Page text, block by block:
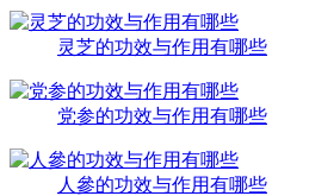
灵芝的功效与作用有哪些
党参的功效与作用有哪些
人參的功效与作用有哪些